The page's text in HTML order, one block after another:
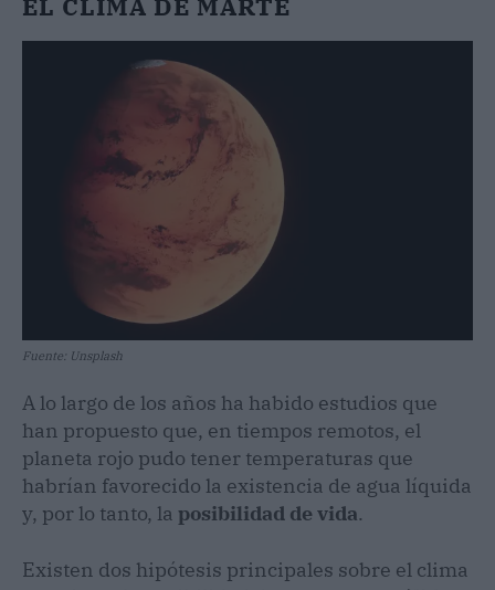
Fuente: Unsplash
A lo largo de los años ha habido estudios que
han propuesto que, en tiempos remotos, el
planeta rojo pudo tener temperaturas que
habrían favorecido la existencia de agua líquida
y, por lo tanto, la posibilidad de vida.
Existen dos hipótesis principales sobre el clima